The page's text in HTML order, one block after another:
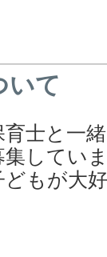
いて
士と一
してい
もが大